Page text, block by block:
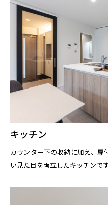
キッチン
カウンター下の収納に加え、扉
い見た目を両立したキッチンです